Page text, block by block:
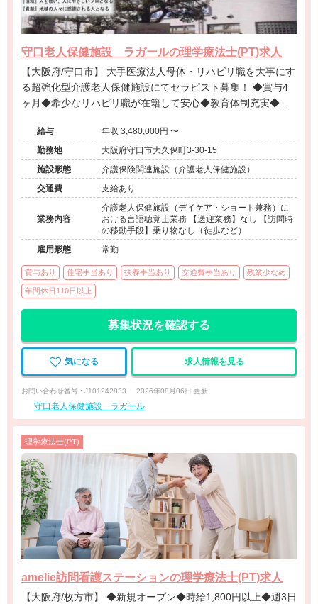
守口老人保健施設 ラガールの理学療法士(PT)求人
【大阪府/守口市】 大手医療法人母体・リハビリ職を大事にす
る超強化型介護老人保健施設にてセラピスト募集！ ◆賞与4
ヶ月◆希少なリハビリ職が在籍して安心◆教育体制充実◆入
手当・日祝・年末年始手当有◆シフト希望が出しやすい◆
給与
年収 3,480,000円 〜
勤務地
大阪府守口市大久保町3-30-15
施設形態
介護保険関連施設（介護老人保健施設）
交通費
支給あり
業務内容
介護老人保健施設（デイケア・ショート兼務）に
おける言語聴覚士業務 【送迎業務】なし 【訪問時
の移動手段】乗り物なし（徒歩など）
雇用形態
常勤
賞与あり 住宅手当あり 扶養手当あり 交通費手当あり 残業少なめ
年間休日110日以上
募集状況を確認する
気になる 求人情報を見る
お問い合わせ番号 : J101242833 2026年08月06日 更新
守口老人保健施設 ラガール
理学療法士(PT)
amelie訪問看護ステーションの理学療法士(PT)求人
【大阪府/枚方市】 ◆新規オープン◆時給1,800円以上◆週3日